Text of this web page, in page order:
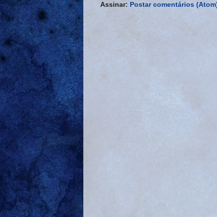
Assinar: Postar comentários